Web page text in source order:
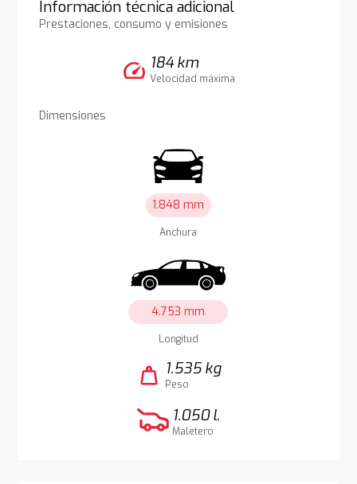
Información técnica adicional
Prestaciones, consumo y emisiones
speed 184 km
Velocidad máxima
Dimensiones
1.848 mm
Anchura
4.753 mm
Longitud
weight 1.535 kg
Peso
1.050 l.
Maletero